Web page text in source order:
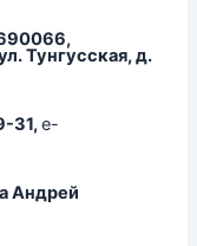
Тунгусская, д.
31,e-
Андрей